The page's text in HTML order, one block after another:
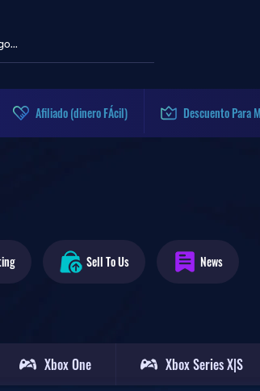
Afiliado (dinero FÁcil) Descuento Para
Sell To Us News
Xbox One Xbox Series X|S